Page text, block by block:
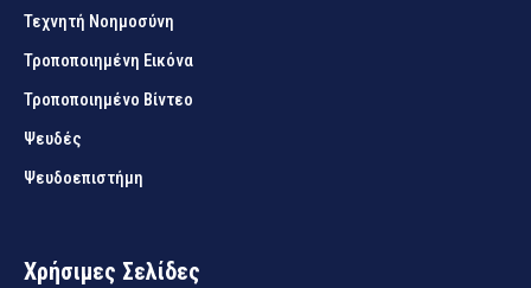
Τεχνητή Νοημοσύνη
Τροποποιημένη Εικόνα
Τροποποιημένο Βίντεο
Ψευδές
Ψευδοεπιστήμη
Χρήσιμες Σελίδες